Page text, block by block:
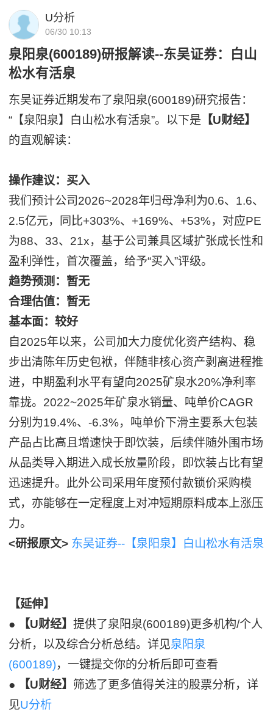
U分析
06/30 10:13
泉阳泉(600189)研报解读--东吴证券：白山
松水有活泉
东吴证券近期发布了泉阳泉(600189)研究报告：
“【泉阳泉】白山松水有活泉”。以下是 【U财经】
的直观解读：
操作建议：买入
我们预计公司2026~2028年归母净利为0.6、1.6、
2.5亿元，同比+303%、+169%、+53%，对应PE
为88、33、21x，基于公司兼具区域扩张成长性和
盈利弹性，首次覆盖，给予“买入”评级。
趋势预测：暂无
合理估值：暂无
基本面：较好
自2025年以来，公司加大力度优化资产结构、稳
步出清陈年历史包袱，伴随非核心资产剥离进程推
进，中期盈利水平有望向2025矿泉水20%净利率
靠拢。2022~2025年矿泉水销量、吨单价CAGR
分别为19.4%、-6.3%，吨单价下滑主要系大包装
产品占比高且增速快于即饮装，后续伴随外围市场
从品类导入期进入成长放量阶段，即饮装占比有望
迅速提升。此外公司采用年度预付款锁价采购模
式，亦能够在一定程度上对冲短期原料成本上涨压
力。
<研报原文> 东吴证券--【泉阳泉】白山松水有活泉
【延伸】
●
【U财经】提供了泉阳泉(600189)更多机构/个人
分析，以及综合分析总结。详见泉阳泉
(600189)，一键提交你的分析后即可查看
●
【U财经】 筛选了更多值得关注的股票分析，详
见U分析